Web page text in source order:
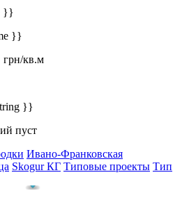
}}
}}
кв.м
}}
пуст
Ивано-Франковская
Skogur КГ Типовые проекты Тип